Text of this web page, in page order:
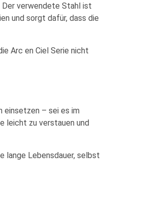
Der verwendete Stahl ist
und sorgt dafür, dass die
Arc en Ciel Serie nicht
einsetzen – sei es im
leicht zu verstauen und
lange Lebensdauer, selbst